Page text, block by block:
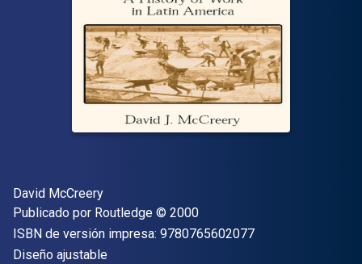
Autor(es)
David McCreery
Editor
Publicado por Routledge Copyright
© 2000
ISBN de versión impresa: 9780765602077"ISBN-13
Formato
Diseño ajustable